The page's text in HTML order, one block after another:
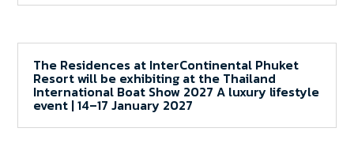
The Residences at InterContinental Phuket
Resort will be exhibiting at the Thailand
International Boat Show 2027 A luxury lifestyle
event | 14–17 January 2027